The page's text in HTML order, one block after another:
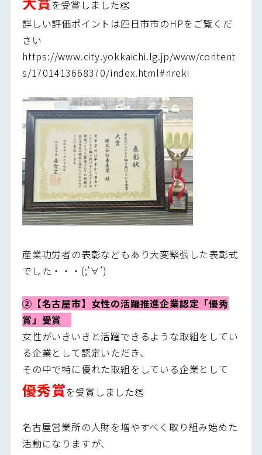
を受賞しました👏
詳しい評価ポイントは四日市市のHPをご覧くだ
さい
https://www.city.yokkaichi.lg.jp/www/content
s/1701413668370/index.html#rireki
産業功労者の表彰などもあり大変緊張した表彰式
でした・・・(;’∀’)
②【名古屋市】女性の活躍推進企業認定「優秀
賞」受賞
女性がいきいきと活躍できるような取組をしてい
る企業として認定いただき、
その中で特に優れた取組をしている企業として
優秀賞を受賞しました👏
名古屋営業所の人財を増やすべく取り組み始めた
活動になりますが、